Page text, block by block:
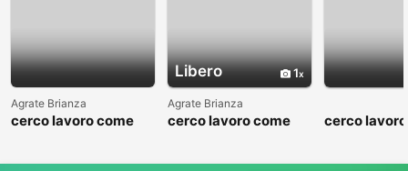
Agrate Brianza
cerco lavoro come
Libero 1
Agrate Brianza
cerco lavoro come
cerco